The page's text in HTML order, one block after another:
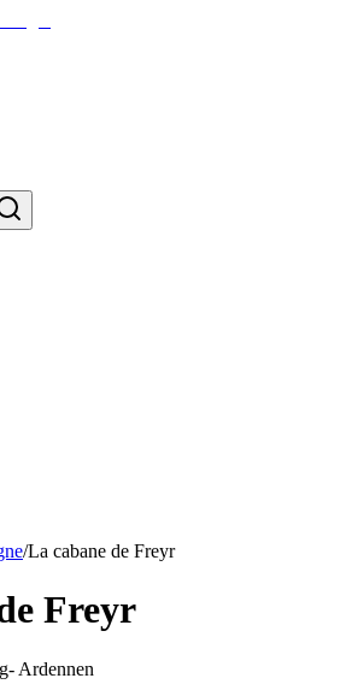
/La cabane de Freyr
Freyr
- Ardennen